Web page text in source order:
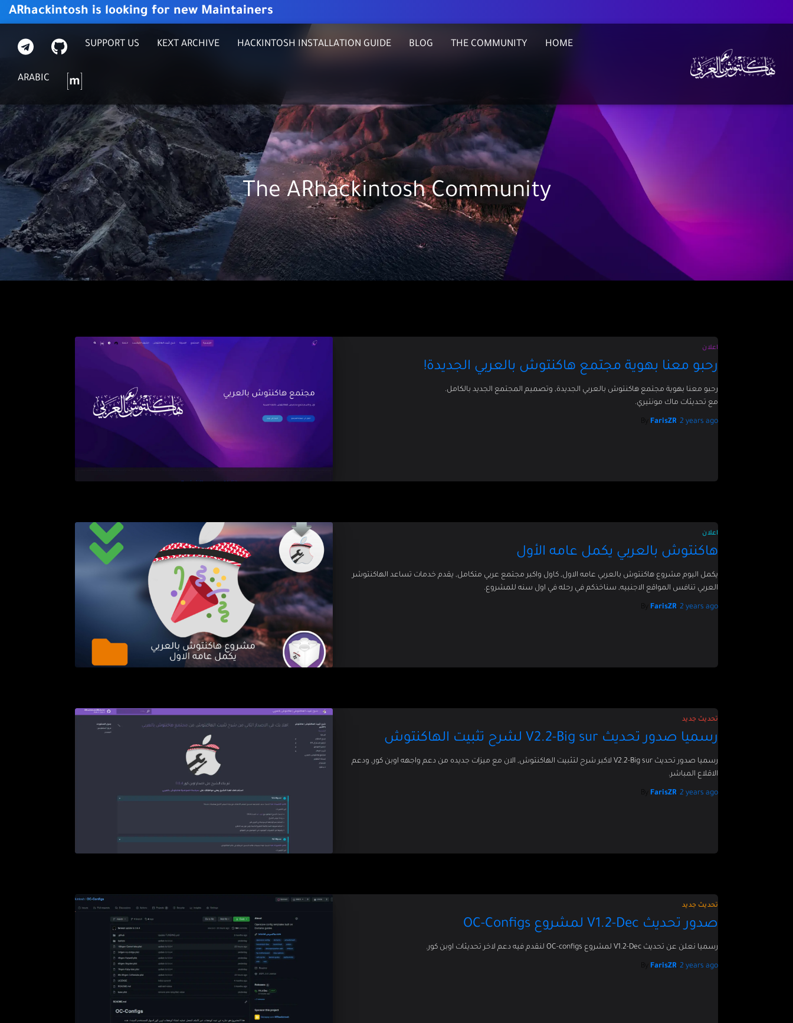
ARhackintosh is looking for new Maintainers
HOME
THE COMMUNITY
BLOG
HACKINTOSH INSTALLATION GUIDE
KEXT ARCHIVE
SUPPORT US
GITHUB تيليجرام
ماتركسARABIC
The ARhackintosh Community
اعلان
رحبو معنا بهوية مجتمع هاكنتوش بالعربي الجديدة!
رحبو معنا بهوية مجتمع هاكنتوش بالعربي الجديدة, وتصميم المجتمع الجديد بالكامل.
مع تحديثات ماك مونتيري.
FarisZR, 2 years ago
اعلان
هاكنتوش بالعربي يكمل عامه الأول
يكمل اليوم مشروع هاكنتوش بالعربي عامه الاول, كاول واكبر مجتمع عربي متكامل, يقدم خدمات تساعد الهاكنتوشر
العربي تنافس المواقع الاجنبيه, سناخذكم في رحله في اول سنه للمشروع.
FarisZR, 2 years ago
تحديث جديد
رسميا صدور تحديث V2.2-Big sur لشرح تثبيت الهاكنتوش
رسميا صدور تحديث V2.2-Big sur لاكبر شرح لتثبيت الهاكنتوش, الان مع ميزات جديده من دعم واجهه اوبن كور, ودعم
الاقلاع المباشر.
FarisZR, 2 years ago
تحديث جديد
صدور تحديث V1.2-Dec لمشروع OC-Configs
رسميا نعلن عن تحديث V1.2-Dec لمشروع OC-configs لنقدم فيه دعم لاخر تحديثات اوبن كور.
FarisZR, 2 years ago